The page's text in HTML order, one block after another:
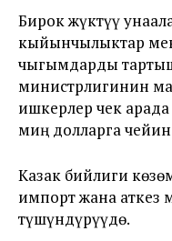
Бирок жүктүү
кыйынчылыктар
чыгымдарды
министрлигинин
ишкерлер чек
миң долларга
Казак бийлиги
импорт жана аткез
түшүндүрүүдө.